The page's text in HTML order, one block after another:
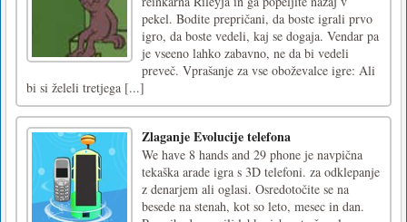
pekel. Bodite prepričani, da boste igrali prvo
igro, da boste vedeli, kaj se dogaja. Vendar pa
je vseeno lahko zabavno, ne da bi vedeli
preveč. Vprašanje za vse oboževalce igre: Ali
bi si želeli tretjega [...]
Zlaganje Evolucije telefona
We have 8 hands and 29 phone je navpična
tekaška arade igra s 3D telefoni. za odklepanje
z denarjem ali oglasi. Osredotočite se na
besede na stenah, kot so leto, mesec in dan.